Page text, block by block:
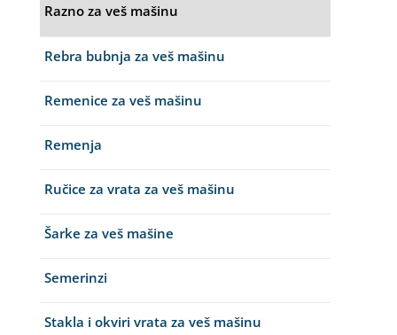
Razno za veš mašinu
Rebra bubnja za veš mašinu
Remenice za veš mašinu
Remenja
Ručice za vrata za veš mašinu
Šarke za veš mašine
Semerinzi
Stakla i okviri vrata za veš mašinu